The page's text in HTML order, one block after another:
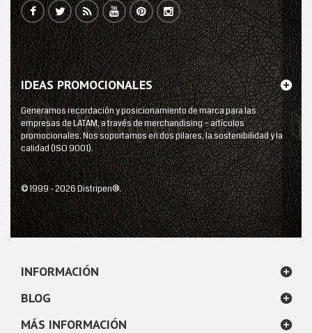
IDEAS PROMOCIONALES
Generamos recordación y posicionamiento de marca para las
empresas de LATAM, a través de merchandising – artículos
promocionales. Nos soportamos en dos pilares, la sostenibilidad y la
calidad (ISO 9001).
© 1999 - 2026 Distripen®.
INFORMACIÓN
BLOG
MÁS INFORMACIÓN